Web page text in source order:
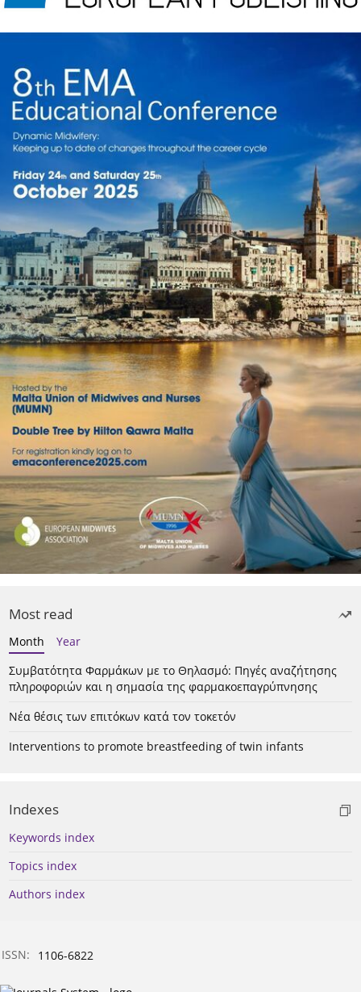
Most read
Month
Year
Συμβατότητα Φαρμάκων με το Θηλασμό: Πηγές αναζήτησης
πληροφοριών και η σημασία της φαρμακοεπαγρύπνησης
Νέα θέσις των επιτόκων κατά τον τοκετόν
Interventions to promote breastfeeding of twin infants
Indexes
Keywords index
Topics index
Authors index
ISSN: 1106-6822